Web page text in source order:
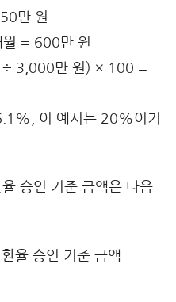
만 원
월 = 600만 원
÷ 3,000만 원) × 100 =
이 예시는 20%이기
승인 기준 금액은 다음